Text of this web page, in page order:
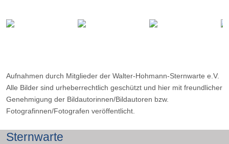
Ort: WHS-Essen
Aufnahmen durch Mitglieder der Walter-Hohmann-Sternwarte e.V.
Alle Bilder sind urheberrechtlich geschützt und hier mit freundlicher
Genehmigung der Bildautorinnen/Bildautoren bzw.
Fotografinnen/Fotografen veröffentlicht.
Sternwarte